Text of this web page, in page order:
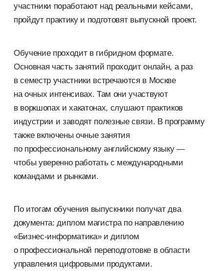
участники поработают над реальными кейсами,
пройдут практику и подготовят выпускной проект.
Обучение проходит в гибридном формате.
Основная часть занятий проходит онлайн, а раз
в семестр участники встречаются в Москве
на очных интенсивах. Там они участвуют
в воркшопах и хакатонах, слушают практиков
индустрии и заводят полезные связи. В программу
также включены очные занятия
по профессиональному английскому языку —
чтобы уверенно работать с международными
командами и рынками.
По итогам обучения выпускники получат два
документа: диплом магистра по направлению
«Бизнес-информатика» и диплом
о профессиональной переподготовке в области
управления цифровыми продуктами.